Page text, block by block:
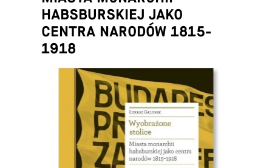
HABSBURSKIEJ JAKO
CENTRA NARODÓW 1815-
1918
Łukasz Galusek